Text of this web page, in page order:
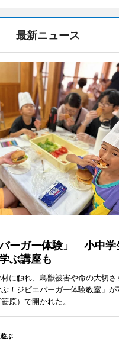
最新ニュース
ーガー体験」 小中
ぶ講座も
に触れ、鳥獣被害や命の大切さ
！ジビエバーガー体験教室」
原）で開かれた。
ぶ